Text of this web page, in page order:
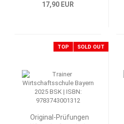
17,90 EUR
TOP SOLD OUT
Original-Prüfungen